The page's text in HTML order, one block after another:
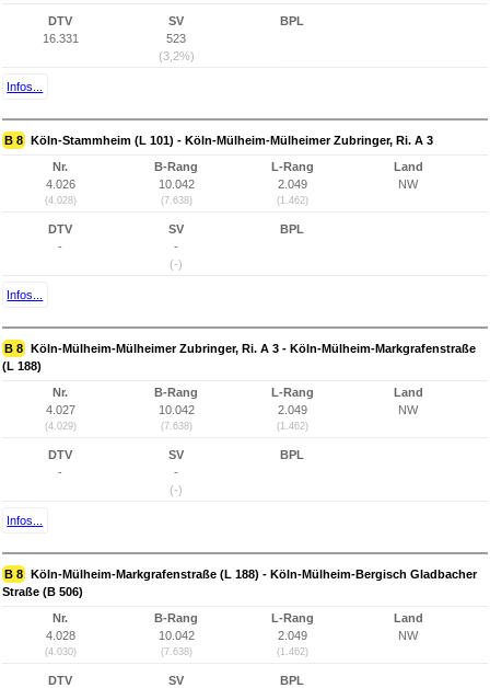
DTV
16.331
SV
523
(3,2%)
BPL
Infos...
B 8 Köln-Stammheim (L 101) - Köln-Mülheim-Mülheimer Zubringer, Ri. A 3
Nr.
4.026
(4.028)
B-Rang
10.042
(7.638)
L-Rang
2.049
(1.462)
Land
NW
DTV
-
SV
-
(-)
BPL
Infos...
B 8 Köln-Mülheim-Mülheimer Zubringer, Ri. A 3 - Köln-Mülheim-Markgrafenstraße
(L 188)
Nr.
4.027
(4.029)
B-Rang
10.042
(7.638)
L-Rang
2.049
(1.462)
Land
NW
DTV
-
SV
-
(-)
BPL
Infos...
B 8 Köln-Mülheim-Markgrafenstraße (L 188) - Köln-Mülheim-Bergisch Gladbacher
Straße (B 506)
Nr.
4.028
(4.030)
B-Rang
10.042
(7.638)
L-Rang
2.049
(1.462)
Land
NW
DTV
SV
BPL